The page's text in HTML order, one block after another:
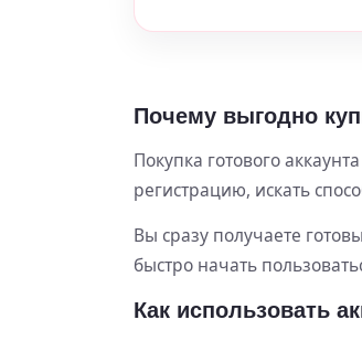
Почему выгодно
Покупка готового
регистрацию, искать
Вы сразу получаете
быстро начать
Как использовать